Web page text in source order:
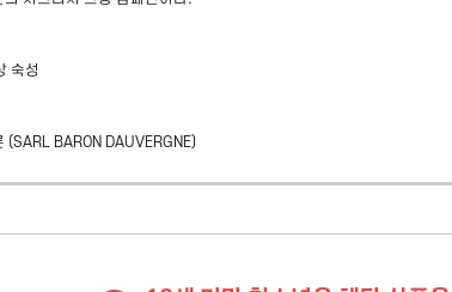
숙성
(SARL BARON DAUVERGNE)